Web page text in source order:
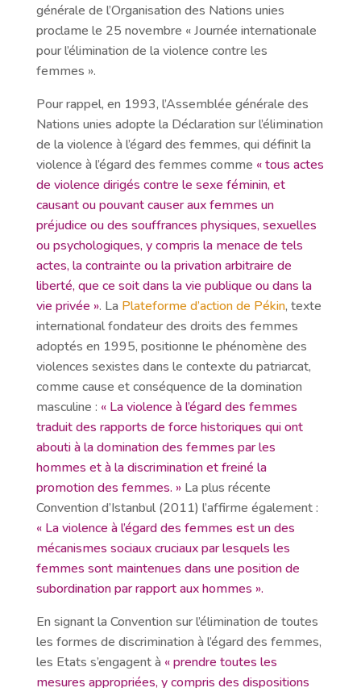
générale de l’Organisation des Nations unies
proclame le 25 novembre « Journée internationale
pour l’élimination de la violence contre les
femmes ».
Pour rappel, en 1993, l’Assemblée générale des
Nations unies adopte la Déclaration sur l’élimination
de la violence à l’égard des femmes, qui définit la
violence à l’égard des femmes comme « tous actes
de violence dirigés contre le sexe féminin, et
causant ou pouvant causer aux femmes un
préjudice ou des souffrances physiques, sexuelles
ou psychologiques, y compris la menace de tels
actes, la contrainte ou la privation arbitraire de
liberté, que ce soit dans la vie publique ou dans la
vie privée ». La Plateforme d’action de Pékin, texte
international fondateur des droits des femmes
adoptés en 1995, positionne le phénomène des
violences sexistes dans le contexte du patriarcat,
comme cause et conséquence de la domination
masculine : « La violence à l’égard des femmes
traduit des rapports de force historiques qui ont
abouti à la domination des femmes par les
hommes et à la discrimination et freiné la
promotion des femmes. » La plus récente
Convention d’Istanbul (2011) l’affirme également :
« La violence à l’égard des femmes est un des
mécanismes sociaux cruciaux par lesquels les
femmes sont maintenues dans une position de
subordination par rapport aux hommes ».
En signant la Convention sur l’élimination de toutes
les formes de discrimination à l’égard des femmes,
les Etats s’engagent à « prendre toutes les
mesures appropriées, y compris des dispositions